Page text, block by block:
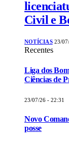
Civil e
NOTÍCIAS 23/
Recentes
Liga dos
Ciências de
23/07/26 - 22:31
Novo
posse